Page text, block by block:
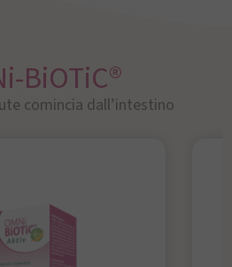
BiOTiC®
comincia dall’intestino